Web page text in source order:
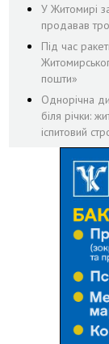
У Житомирі
продавав
Під час
пошти»
Однорічна
біля річки:
іспитовий